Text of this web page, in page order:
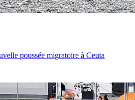
poussée migratoire à Ceuta